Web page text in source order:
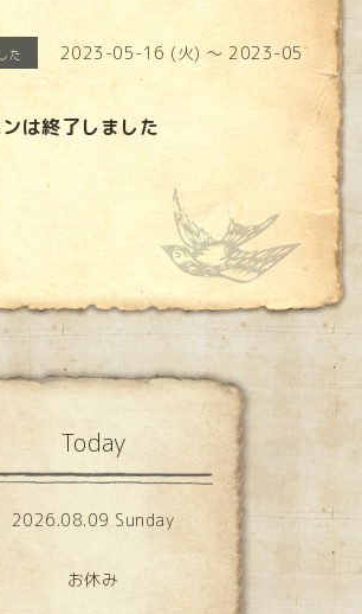
た
2023-05-16 (火) ～ 2023-05
は終了しました
Today
2026.08.09 Sunday
お休み